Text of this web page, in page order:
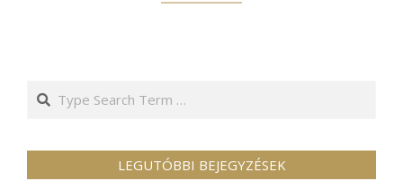
Search
LEGUTÓBBI BEJEGYZÉSEK